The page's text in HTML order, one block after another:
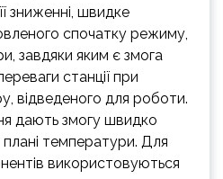
зниженні, швидке
спочатку режиму,
завдяки яким є змога
станції при
відведеного для роботи.
дають змогу швидко
температури. Для
використовуються